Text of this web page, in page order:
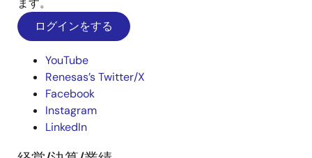
ログインをする
YouTube
Renesas’s Twitter/X
Facebook
Instagram
LinkedIn